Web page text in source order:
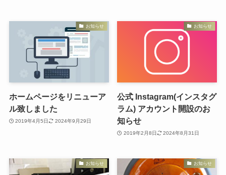
お知らせ
ホームページをリニューア
ル致しました
2019年4月5日 2024年9月29日
お知らせ
公式 Instagram(インスタグ
ラム) アカウント開設のお
知らせ
2019年2月8日 2024年8月31日
お知らせ お知らせ